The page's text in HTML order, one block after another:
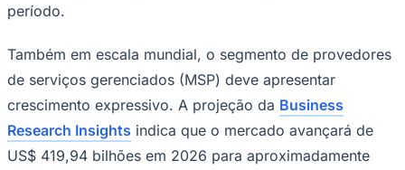
período.
Também em escala mundial, o segmento de provedores
de serviços gerenciados (MSP) deve apresentar
crescimento expressivo. A projeção da Business
Research Insights indica que o mercado avançará de
US$ 419,94 bilhões em 2026 para aproximadamente